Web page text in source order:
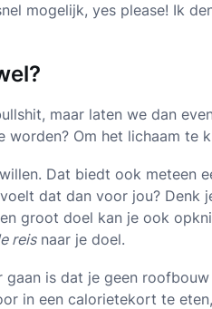
mogelijk, yes please! Ik
maar laten we dan
Om het lichaam te
Dat biedt ook meteen
dat dan voor jou? Denk
groot doel kan je ook
reisnaar je doel.
is dat je geen
in een calorietekort te